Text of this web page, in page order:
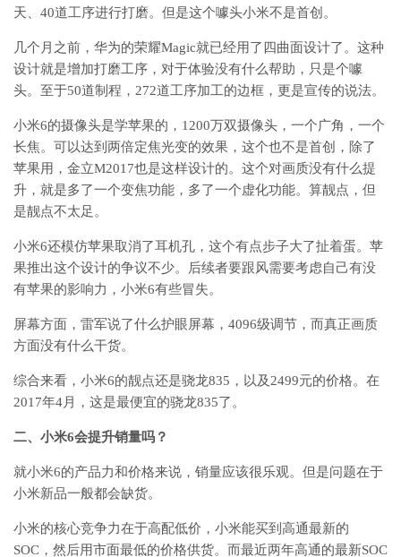
天、40道工序进行打磨。但是这个噱头小米不是首创。
几个月之前，华为的荣耀Magic就已经用了四曲面设计了。这种
设计就是增加打磨工序，对于体验没有什么帮助，只是个噱
头。至于50道制程，272道工序加工的边框，更是宣传的说法。
小米6的摄像头是学苹果的，1200万双摄像头，一个广角，一个
长焦。可以达到两倍定焦光变的效果，这个也不是首创，除了
苹果用，金立M2017也是这样设计的。这个对画质没有什么提
升，就是多了一个变焦功能，多了一个虚化功能。算靓点，但
是靓点不太足。
小米6还模仿苹果取消了耳机孔，这个有点步子大了扯着蛋。苹
果推出这个设计的争议不少。后续者要跟风需要考虑自己有没
有苹果的影响力，小米6有些冒失。
屏幕方面，雷军说了什么护眼屏幕，4096级调节，而真正画质
方面没有什么干货。
综合来看，小米6的靓点还是骁龙835，以及2499元的价格。在
2017年4月，这是最便宜的骁龙835了。
二、小米6会提升销量吗？
就小米6的产品力和价格来说，销量应该很乐观。但是问题在于
小米新品一般都会缺货。
小米的核心竞争力在于高配低价，小米能买到高通最新的
SOC，然后用市面最低的价格供货。而最近两年高通的最新SOC